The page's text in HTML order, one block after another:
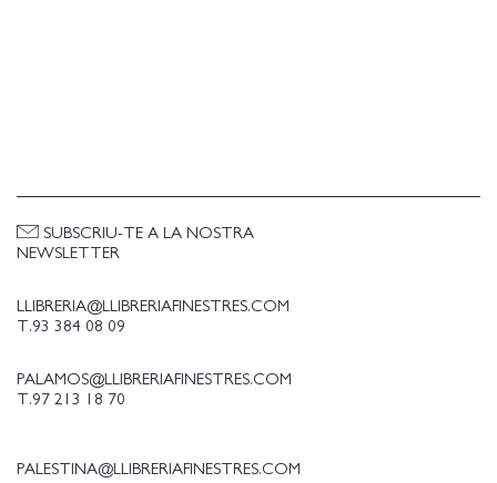
LLIBRERIA@LLIBRERIAFINESTRES.COM
T.93 384 08 09
PALAMOS@LLIBRERIAFINESTRES.COM
T.97 213 18 70
PALESTINA@LLIBRERIAFINESTRES.COM
SUBSCRIU-TE A LA NOSTRA
NEWSLETTER